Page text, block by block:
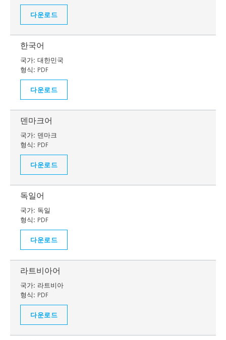
다운로드
한국어
국가: 대한민국
형식: PDF
다운로드
덴마크어
국가: 덴마크
형식: PDF
다운로드
독일어
국가: 독일
형식: PDF
다운로드
라트비아어
국가: 라트비아
형식: PDF
다운로드